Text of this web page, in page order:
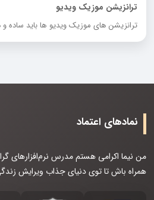
ترانزیشن موزیک ویدیو
ترانزیشن های موزیک ویدیو ها باید ساده
نمادهای اعتماد
من نیما اکرامی هستم مدرس نرم‌افزارهای
همراه باش تا توی دنیای جذاب ویرایش